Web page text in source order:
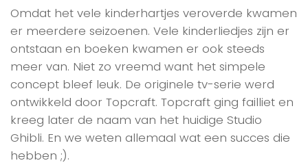
Omdat het vele kinderhartjes veroverde kwamen
er meerdere seizoenen. Vele kinderliedjes zijn er
ontstaan en boeken kwamen er ook steeds
meer van. Niet zo vreemd want het simpele
concept bleef leuk. De originele tv-serie werd
ontwikkeld door Topcraft. Topcraft ging failliet en
kreeg later de naam van het huidige Studio
Ghibli. En we weten allemaal wat een succes die
hebben ;).